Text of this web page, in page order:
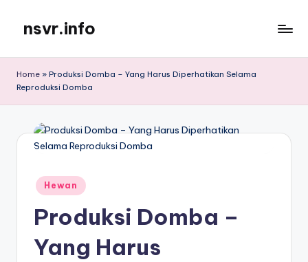
content
nsvr.info
Tersaji
Home » Produksi Domba – Yang Harus Diperhatikan Selama
Reproduksi Domba
Posted
in
Hewan
Produksi Domba –
Yang Harus